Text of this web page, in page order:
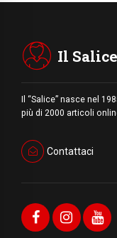
Il Salice
Il “Salice” nasce nel
più di 2000 articoli
Contattaci